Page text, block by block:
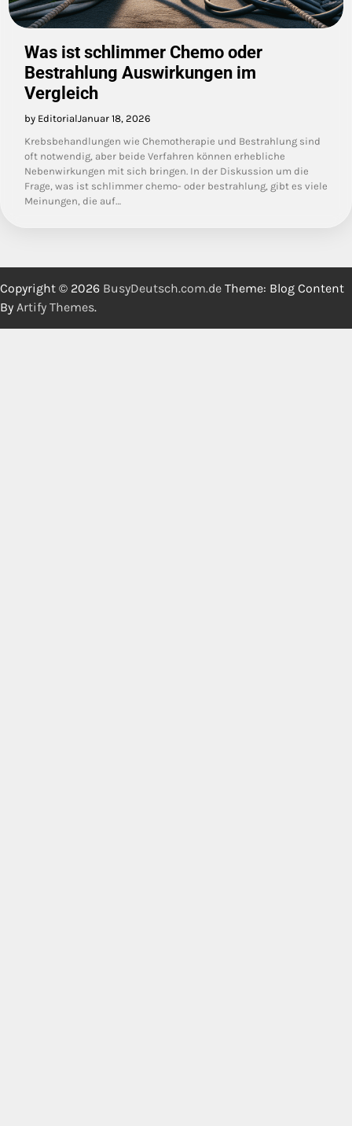
Was ist schlimmer Chemo oder
Bestrahlung Auswirkungen im
Vergleich
by EditorialJanuar 18, 2026
Krebsbehandlungen wie Chemotherapie und Bestrahlung sind
oft notwendig, aber beide Verfahren können erhebliche
Nebenwirkungen mit sich bringen. In der Diskussion um die
Frage, was ist schlimmer chemo- oder bestrahlung, gibt es viele
Meinungen, die auf…
Copyright © 2026 BusyDeutsch.com.de Theme: Blog Content
By Artify Themes.